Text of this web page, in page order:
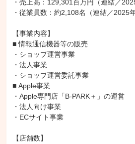
・売上高：129,301百万円（連結／
・従業員数：約2,108名（連結／2025
【事業内容】
■ 情報通信機器等の販売
・ショップ運営事業
・法人事業
・ショップ運営委託事業
■ Apple事業
・Apple専門店「B-PARK＋」の運営
・法人向け事業
・ECサイト事業
【店舗数】